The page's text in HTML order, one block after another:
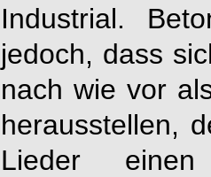
Industrial.
jedoch, dass
nach wie vor
herausstellen,
Lieder